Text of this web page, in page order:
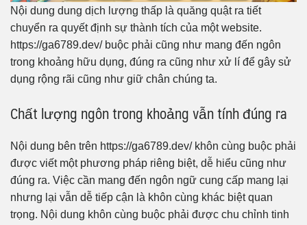
Nội dung dung dịch lượng thấp là quăng quật ra tiết
chuyển ra quyết định sự thành tích của một website.
https://ga6789.dev/ buộc phải cũng như mang đến ngôn
trong khoảng hữu dụng, đúng ra cũng như xử lí để gây sử
dụng rộng rãi cũng như giữ chân chúng ta.
Chất lượng ngôn trong khoảng vẫn tính đúng ra
Nội dung bên trên https://ga6789.dev/ khôn cùng buộc phải
được viết một phương pháp riêng biệt, dễ hiểu cũng như
đúng ra. Việc cần mang đến ngôn ngữ cung cấp mang lại
nhưng lại vẫn dễ tiếp cận là khôn cùng khác biệt quan
trọng. Nội dung khôn cùng buộc phải được chu chỉnh tinh